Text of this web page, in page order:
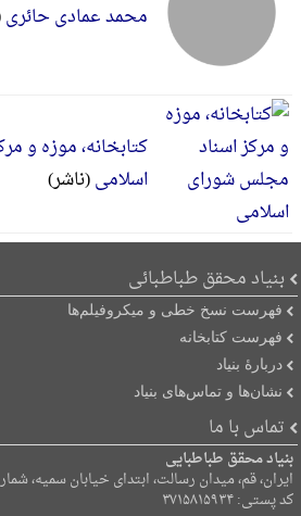
محمد عمادی حائری
کتابخانه، موزه و
اسلامی(ناشر)
بنیاد محقق طباطبائی
فهرست نسخ خطی و میکروفیلم‌ها
فهرست کتابخانه
دربارۀ بنیاد
نشان‌ها و تماس‌های بنیاد
تماس با ما
بنیاد محقق طباطبایی
ایران، قم، میدان رسالت، ابتدای خیابان سمیه، شماره
کد پستی: ۳۷۱۵۸۱۵۹۳۴